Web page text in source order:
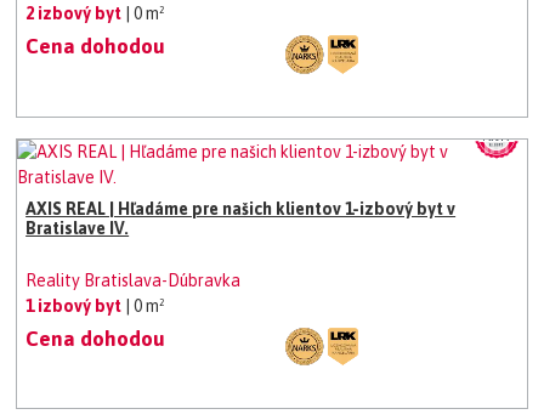
2 izbový byt
| 0 m²
Cena dohodou
AXIS REAL | Hľadáme pre našich klientov 1-izbový byt v
Bratislave IV.
Reality Bratislava-Dúbravka
1 izbový byt | 0 m²
Cena dohodou